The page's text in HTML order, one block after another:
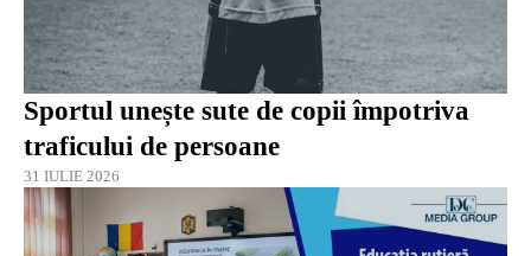
Sportul unește sute de copii împotriva
traficului de persoane
31 IULIE 2026